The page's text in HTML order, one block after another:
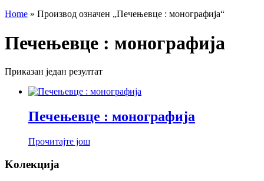
Home » Производ oзначен „Печењевце : монографија“
Печењевце : монографија
Приказан један резултат
Печењевце : монографија
Прочитајте још
Koлекција